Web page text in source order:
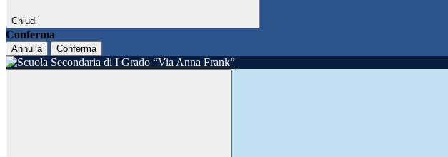
Chiudi
Conferma
Annulla Conferma